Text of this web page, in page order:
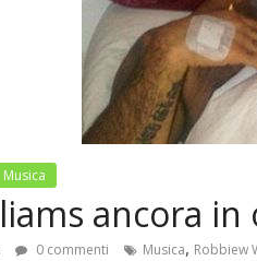
Musica
ancora in
0 commenti Musica, Robbiew